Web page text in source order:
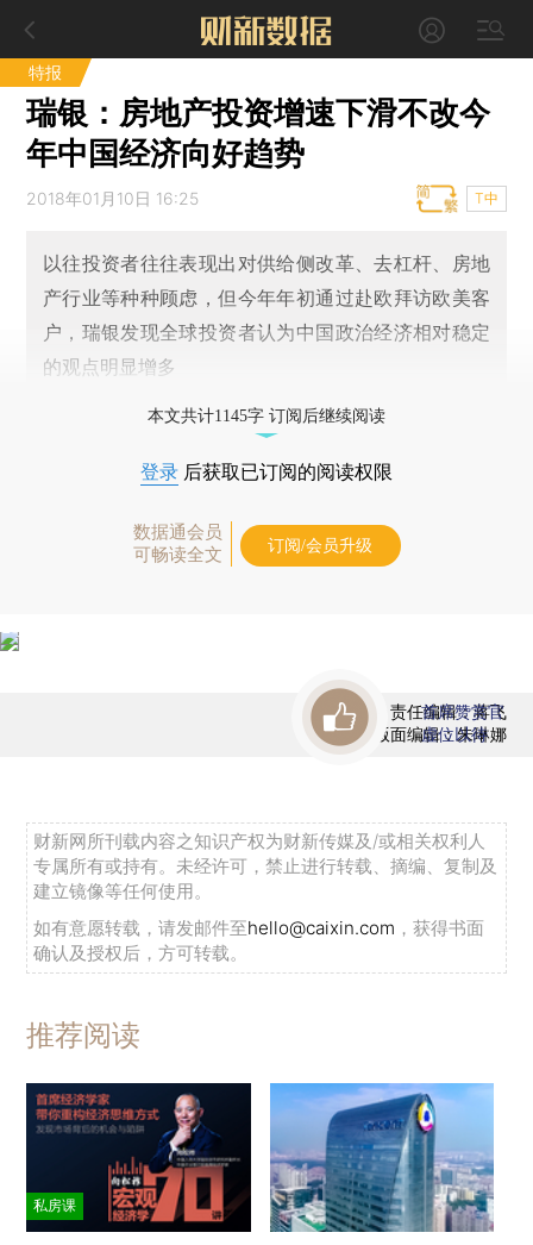
特报
瑞银：房地产投资增速下滑不改今
年中国经济向好趋势
2018年01月10日 16:25 T中
以往投资者往往表现出对供给侧改革、去杠杆、房地
产行业等种种顾虑，但今年年初通过赴欧拜访欧美客
户，瑞银发现全球投资者认为中国政治经济相对稳定
的观点明显增多
本文共计1145字 订阅后继续阅读
登录 后获取已订阅的阅读权限
数据通会员
可畅读全文
订阅/会员升级
责任编辑：蒋飞
版面编辑：朱琳娜
首席赞赏官
虚位以待
财新网所刊载内容之知识产权为财新传媒及/或相关权利人
专属所有或持有。未经许可，禁止进行转载、摘编、复制及
建立镜像等任何使用。
如有意愿转载，请发邮件至hello@caixin.com ，获得书面
确认及授权后，方可转载。
推荐阅读
私房课